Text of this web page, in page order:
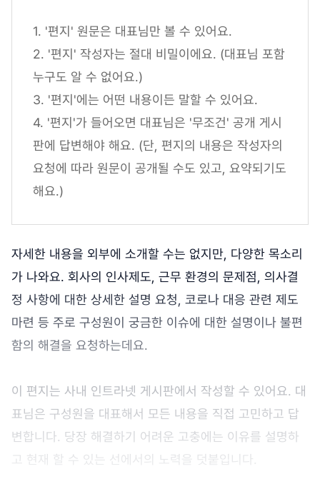
1. '편지' 원문은 대표님만 볼 수 있어요.
2. '편지' 작성자는 절대 비밀이에요. (대표님 포함
누구도 알 수 없어요.)
3. '편지'에는 어떤 내용이든 말할 수 있어요.
4. '편지'가 들어오면 대표님은 '무조건' 공개 게시
판에 답변해야 해요. (단, 편지의 내용은 작성자의
요청에 따라 원문이 공개될 수도 있고, 요약되기도
해요.)
자세한 내용을 외부에 소개할 수는 없지만, 다양한 목소리
가 나와요. 회사의 인사제도, 근무 환경의 문제점, 의사결
정 사항에 대한 상세한 설명 요청, 코로나 대응 관련 제도
마련 등 주로 구성원이 궁금한 이슈에 대한 설명이나 불편
함의 해결을 요청하는데요.
이 편지는 사내 인트라넷 게시판에서 작성할 수 있어요. 대
표님은 구성원을 대표해서 모든 내용을 직접 고민하고 답
변합니다. 당장 해결하기 어려운 고충에는 이유를 설명하
고 현재 할 수 있는 선에서의 노력을 덧붙입니다.